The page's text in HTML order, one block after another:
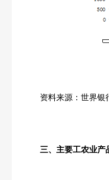
资料来源：世界银行
三、主要工农业产